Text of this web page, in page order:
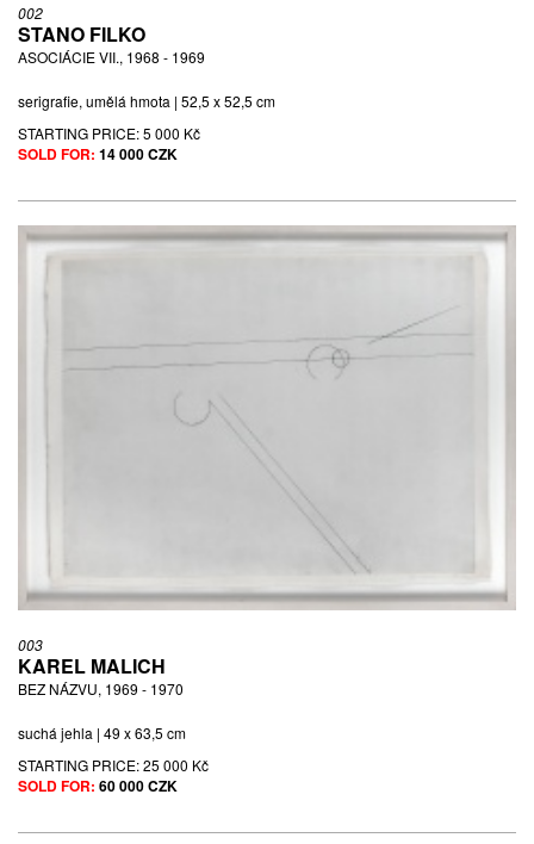
002
STANO FILKO
ASOCIÁCIE VII., 1968 - 1969
serigrafie, umělá hmota | 52,5 x 52,5 cm
STARTING PRICE:5 000 Kč
SOLD FOR: 14 000 CZK
003
KAREL MALICH
BEZ NÁZVU, 1969 - 1970
suchá jehla | 49 x 63,5 cm
STARTING PRICE:25 000 Kč
SOLD FOR: 60 000 CZK